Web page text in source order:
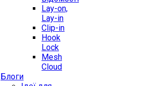
Lay-on,
Lay-in
Clip-in
Hook
Lock
Mesh
Cloud
Блоги